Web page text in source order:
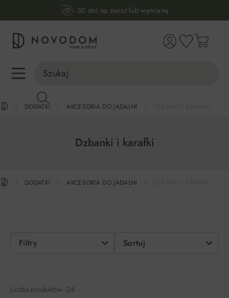
30 dni na zwrot lub wymianę
98% zadowolonych klientów
(pon-pt: 7-17, sb-nd: 9-17)
DODATKI AKCESORIA DO JADALNI
Dzbanki i karafki
DODATKI AKCESORIA DO JADALNI
Filtry Sortuj
Liczba produktów: 24